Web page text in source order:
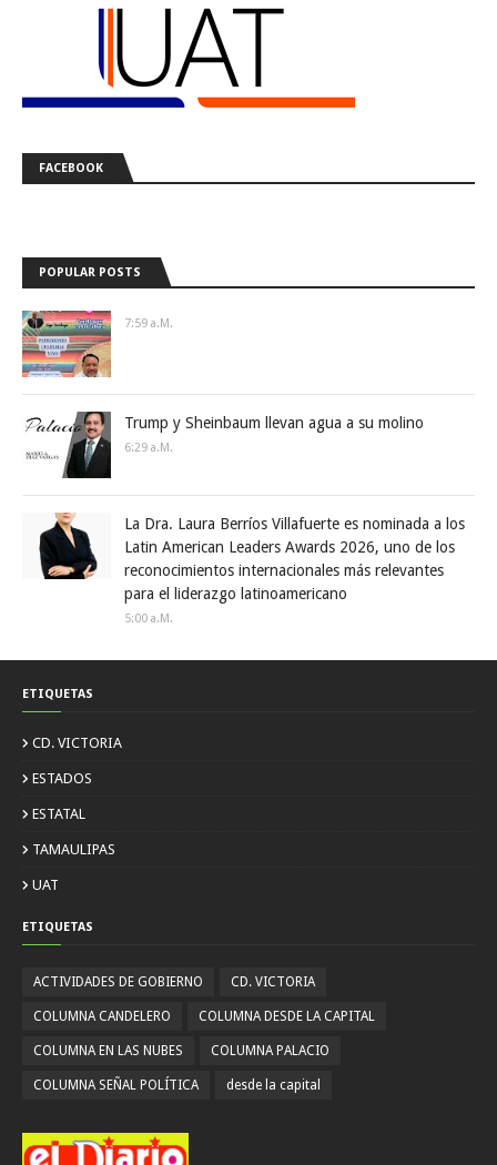
FACEBOOK
POPULAR POSTS
7:59 A.m.
Trump y Sheinbaum llevan agua a su molino
6:29 A.m.
La Dra. Laura Berríos Villafuerte es nominada a los
Latin American Leaders Awards 2026, uno de los
reconocimientos internacionales más relevantes
para el liderazgo latinoamericano
5:00 A.m.
ETIQUETAS
CD. VICTORIA
ESTADOS
ESTATAL
TAMAULIPAS
UAT
ETIQUETAS
ACTIVIDADES DE GOBIERNO CD. VICTORIA
COLUMNA CANDELERO COLUMNA DESDE LA CAPITAL
COLUMNA EN LAS NUBES COLUMNA PALACIO
COLUMNA SEÑAL POLÍTICA desde la capital